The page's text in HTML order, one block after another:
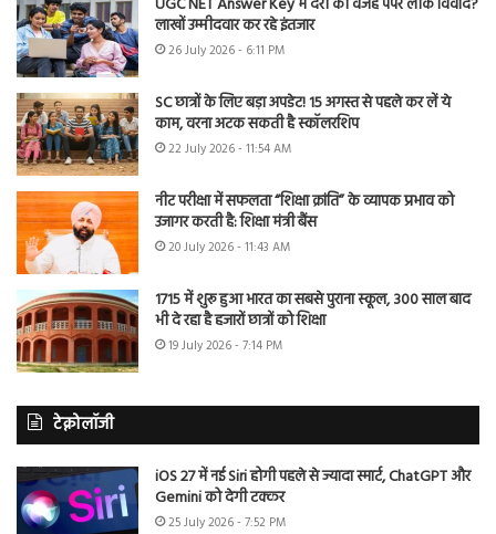
लाखों उम्मीदवार कर रहे इंतजार
26 July 2026 - 6:11 PM
SC छात्रों के लिए बड़ा अपडेट! 15 अगस्त से पहले कर लें ये
काम, वरना अटक सकती है स्कॉलरशिप
22 July 2026 - 11:54 AM
नीट परीक्षा में सफलता “शिक्षा क्रांति” के व्यापक प्रभाव को
उजागर करती है: शिक्षा मंत्री बैंस
20 July 2026 - 11:43 AM
1715 में शुरू हुआ भारत का सबसे पुराना स्कूल, 300 साल बाद
भी दे रहा है हजारों छात्रों को शिक्षा
19 July 2026 - 7:14 PM
टेक्नोलॉजी
iOS 27 में नई Siri होगी पहले से ज्यादा स्मार्ट, ChatGPT और
Gemini को देगी टक्कर
25 July 2026 - 7:52 PM